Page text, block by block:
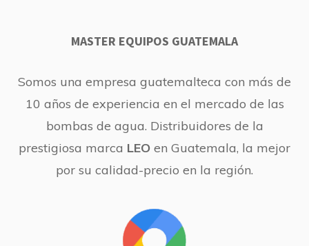
MASTER EQUIPOS GUATEMALA
Somos una empresa guatemalteca con más de
10 años de experiencia en el mercado de las
bombas de agua. Distribuidores de la
prestigiosa marca LEO en Guatemala, la mejor
por su calidad-precio en la región.